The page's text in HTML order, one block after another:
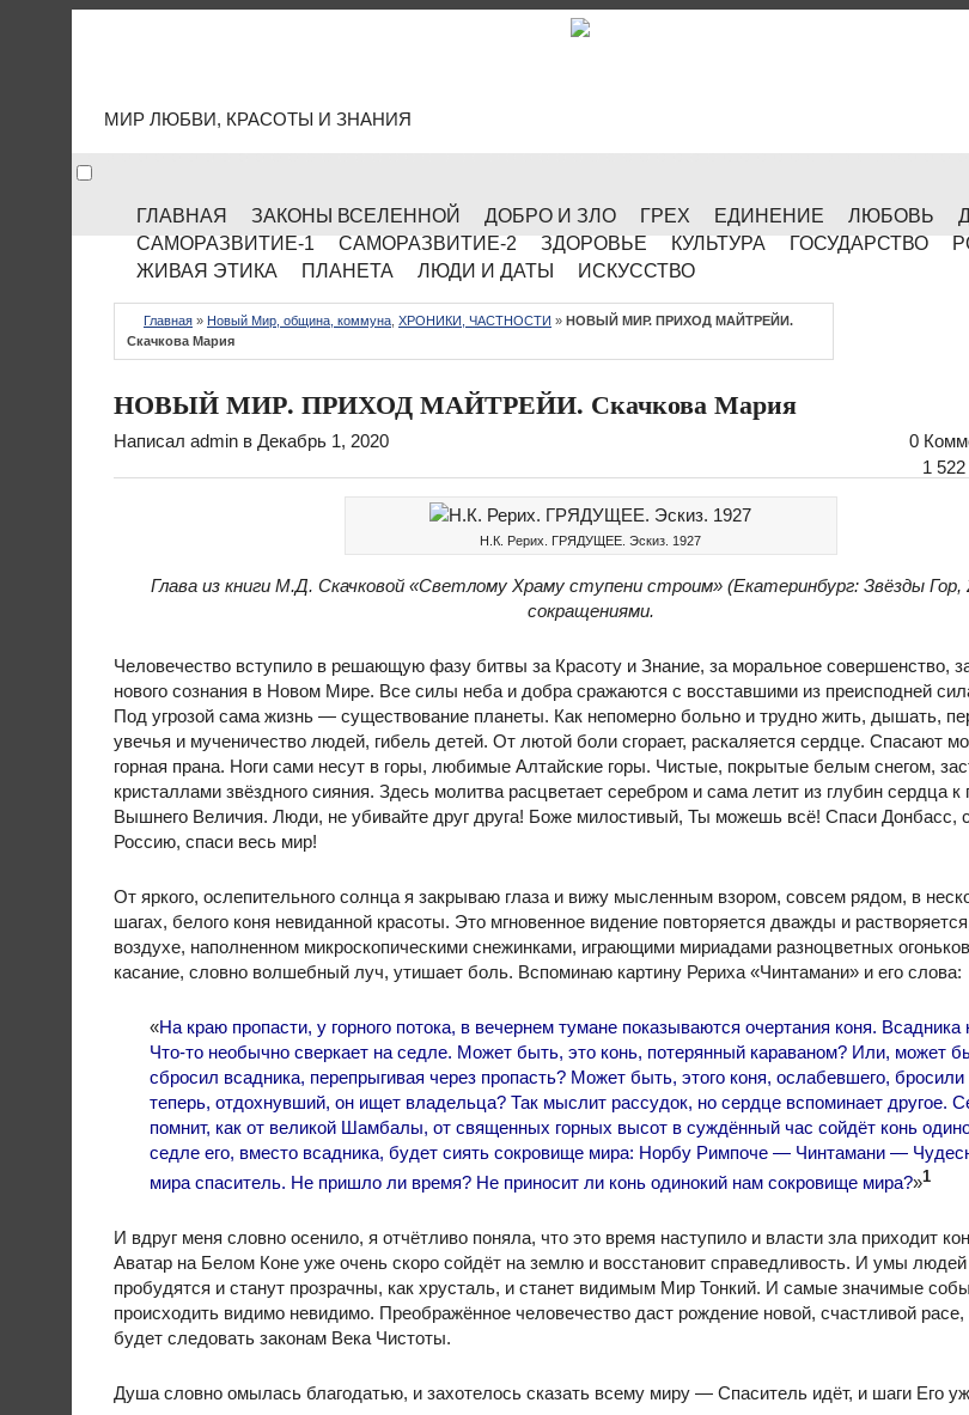
МИР ЛЮБВИ, КРАСОТЫ И ЗНАНИЯ
ГЛАВНАЯ ЗАКОНЫ ВСЕЛЕННОЙ ДОБРО И ЗЛО ГРЕХ ЕДИНЕНИЕ ЛЮБОВЬ
САМОРАЗВИТИЕ-1
САМОРАЗВИТИЕ-2 ЗДОРОВЬЕ КУЛЬТУРА ГОСУДАРСТВО
ЖИВАЯ ЭТИКА
ПЛАНЕТА ЛЮДИ И ДАТЫ ИСКУССТВО
Главная » Новый Мир, община, коммуна ХРОНИКИ, ЧАСТНОСТИ » НОВЫЙ МИР. ПРИХОД МАЙТРЕЙИ.
Скачкова Мария
НОВЫЙ МИР. ПРИХОД МАЙТРЕЙИ. Скачкова Мария
Написал admin в Декабрь 1, 2020
0
1
Н.К. Рерих. ГРЯДУЩЕЕ. Эскиз. 1927
Глава из книги М.Д. Скачковой «Светлому Храму ступени строим» (Екатеринбург: Звёзды Гор,
сокращениями.
Человечество вступило в решающую фазу битвы за Красоту и Знание, за моральное совершенство,
нового сознания в Новом Мире. Все силы неба и добра сражаются с восставшими из преисподней
Под угрозой сама жизнь — существование планеты. Как непомерно больно и трудно жить, дышать,
увечья и мученичество людей, гибель детей. От лютой боли сгорает, раскаляется сердце. Спасают
горная прана. Ноги сами несут в горы, любимые Алтайские горы. Чистые, покрытые белым снегом,
кристаллами звёздного сияния. Здесь молитва расцветает серебром и сама летит из глубин сердца к
Вышнего Величия. Люди, не убивайте друг друга! Боже милостивый, Ты можешь всё! Спаси Донбасс,
Россию, спаси весь мир!
От яркого, ослепительного солнца я закрываю глаза и вижу мысленным взором, совсем рядом, в
шагах, белого коня невиданной красоты. Это мгновенное видение повторяется дважды и
воздухе, наполненном микроскопическими снежинками, играющими мириадами разноцветных
касание, словно волшебный луч, утишает боль. Вспоминаю картину Рериха «Чинтамани» и его слова:
«На краю пропасти, у горного потока, в вечернем тумане показываются очертания коня. Всадника
Что-то необычно сверкает на седле. Может быть, это конь, потерянный караваном? Или, может
сбросил всадника, перепрыгивая через пропасть? Может быть, этого коня, ослабевшего, бросили
теперь, отдохнувший, он ищет владельца? Так мыслит рассудок, но сердце вспоминает другое.
помнит, как от великой Шамбалы, от священных горных высот в суждённый час сойдёт конь
седле его, вместо всадника, будет сиять сокровище мира: Норбу Римпоче — Чинтамани —
мира спаситель. Не пришло ли время? Не приносит ли конь одинокий нам сокровище мира?»1
И вдруг меня словно осенило, я отчётливо поняла, что это время наступило и власти зла приходит
Аватар на Белом Коне уже очень скоро сойдёт на землю и восстановит справедливость. И умы людей
пробудятся и станут прозрачны, как хрусталь, и станет видимым Мир Тонкий. И самые значимые
происходить видимо невидимо. Преображённое человечество даст рождение новой, счастливой расе,
будет следовать законам Века Чистоты.
Душа словно омылась благодатью, и захотелось сказать всему миру — Спаситель идёт, и шаги Его